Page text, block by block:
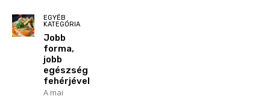
EGYÉB
KATEGÓRIA
Jobb
forma,
jobb
egészség
fehérjével
A mai